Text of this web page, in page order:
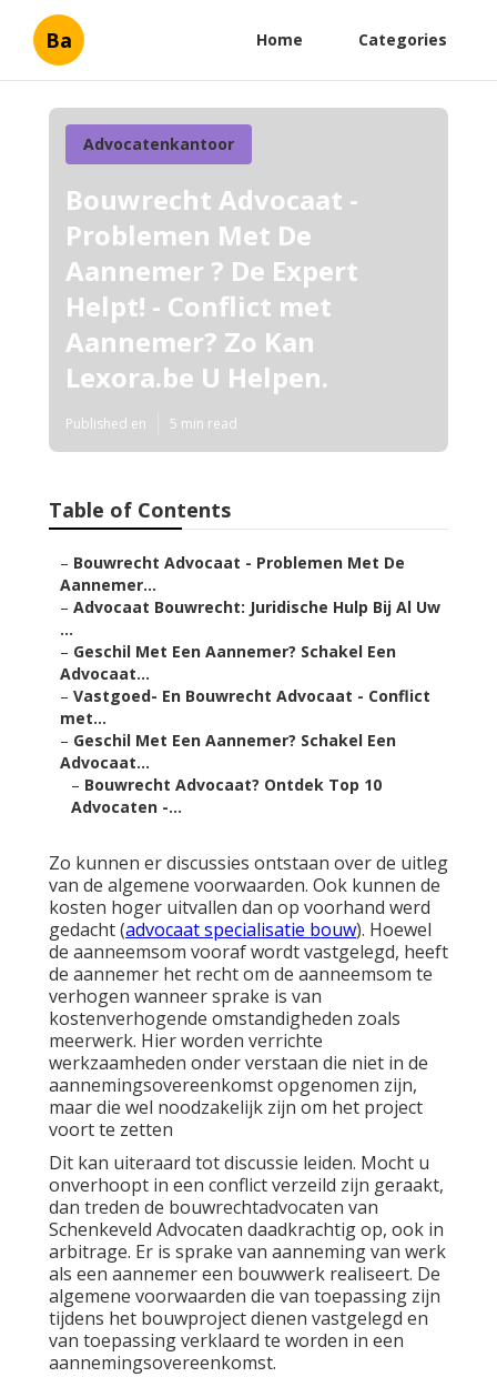
Ba Home Categories
Advocatenkantoor
Bouwrecht Advocaat -
Problemen Met De
Aannemer ? De Expert
Helpt! - Conflict met
Aannemer? Zo Kan
Lexora.be U Helpen.
Published en 5 min read
Table of Contents
– Bouwrecht Advocaat - Problemen Met De
Aannemer...
– Advocaat Bouwrecht: Juridische Hulp Bij Al Uw
...
– Geschil Met Een Aannemer? Schakel Een
Advocaat...
– Vastgoed- En Bouwrecht Advocaat - Conflict
met...
– Geschil Met Een Aannemer? Schakel Een
Advocaat...
– Bouwrecht Advocaat? Ontdek Top 10
Advocaten -...
Zo kunnen er discussies ontstaan over de uitleg
van de algemene voorwaarden. Ook kunnen de
kosten hoger uitvallen dan op voorhand werd
gedacht (advocaat specialisatie bouw). Hoewel
de aanneemsom vooraf wordt vastgelegd, heeft
de aannemer het recht om de aanneemsom te
verhogen wanneer sprake is van
kostenverhogende omstandigheden zoals
meerwerk. Hier worden verrichte
werkzaamheden onder verstaan die niet in de
aannemingsovereenkomst opgenomen zijn,
maar die wel noodzakelijk zijn om het project
voort te zetten
Dit kan uiteraard tot discussie leiden. Mocht u
onverhoopt in een conflict verzeild zijn geraakt,
dan treden de bouwrechtadvocaten van
Schenkeveld Advocaten daadkrachtig op, ook in
arbitrage. Er is sprake van aanneming van werk
als een aannemer een bouwwerk realiseert. De
algemene voorwaarden die van toepassing zijn
tijdens het bouwproject dienen vastgelegd en
van toepassing verklaard te worden in een
aannemingsovereenkomst.